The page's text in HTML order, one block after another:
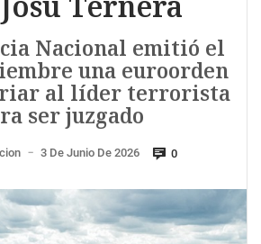
Nacional emitió el
una euroorden
al líder terrorista
ser juzgado
— 3 De Junio De 2026 0